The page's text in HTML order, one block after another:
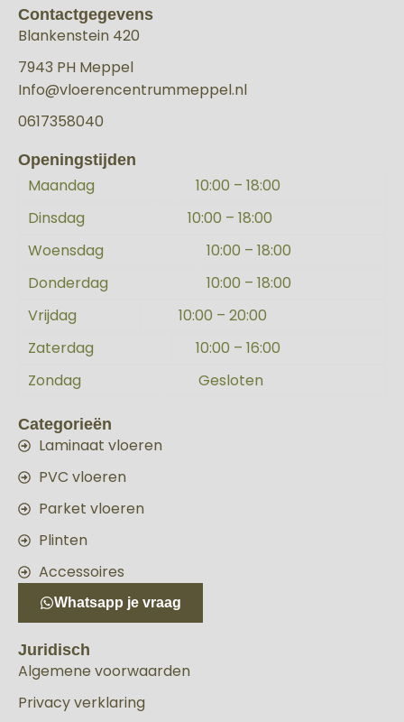
Contactgegevens
Blankenstein 420
7943 PH Meppel
Info@vloerencentrummeppel.nl
0617358040
Openingstijden
Maandag
10:00 – 18:00
Dinsdag
10:00 – 18:00
Woensdag
10:00 – 18:00
Donderdag
10:00 – 18:00
Vrijdag
10:00 – 20:00
Zaterdag
10:00 – 16:00
Zondag
Gesloten
Categorieën
Laminaat vloeren
PVC vloeren
Parket vloeren
Plinten
Accessoires
Whatsapp je vraag
Juridisch
Algemene voorwaarden
Privacy verklaring